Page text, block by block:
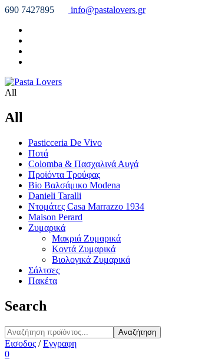
690 7427895 info@pastalovers.gr
All
All
Pasticceria De Vivo
Ποτά
Colomba & Πασχαλινά Αυγά
Προϊόντα Τρούφας
Bio Βαλσάμικο Modena
Danieli Taralli
Ντομάτες Casa Marrazzo 1934
Maison Perard
Ζυμαρικά
Μακριά Ζυμαρικά
Κοντά Ζυμαρικά
Βιολογικά Ζυμαρικά
Σάλτσες
Πακέτα
Search
Αναζήτηση
Εισοδος /Εγγραφη
0